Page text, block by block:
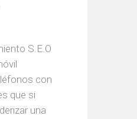
S.E.O
con
que si
una